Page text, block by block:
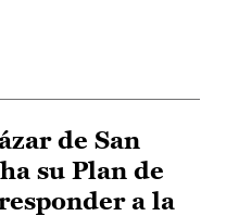
de San
su Plan de
a la